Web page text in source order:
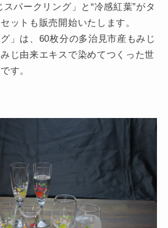
パークリング」と“冷感紅葉”がタ
ットも販売開始いたします。
」は、60枚分の多治見市産もみじ
じ由来エキスで染めてつくった世
す。